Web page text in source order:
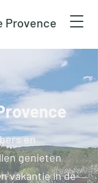
Provence
en
genieten
vakantie in de